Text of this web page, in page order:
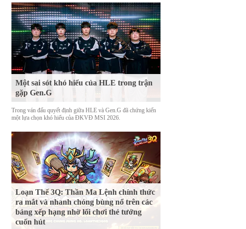
Một sai sót khó hiểu của HLE trong trận
gặp Gen.G
Trong ván đấu quyết định giữa HLE và Gen.G đã chứng kiến
một lựa chọn khó hiểu của ĐKVĐ MSI 2026.
Loạn Thế 3Q: Thần Ma Lệnh chính thức
ra mắt và nhanh chóng bùng nổ trên các
bảng xếp hạng nhờ lối chơi thẻ tướng
cuốn hút